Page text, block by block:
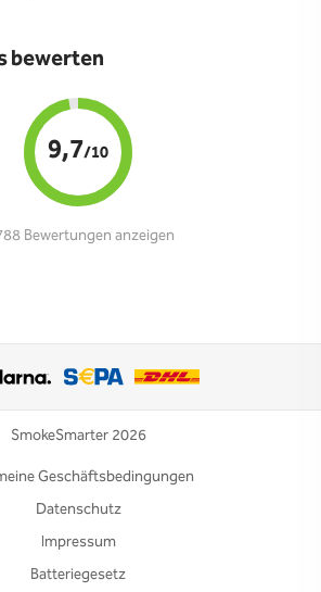
bewerten
9,7/10
Bewertungen anzeigen
SmokeSmarter 2026
Geschäftsbedingungen
Datenschutz
Impressum
Batteriegesetz